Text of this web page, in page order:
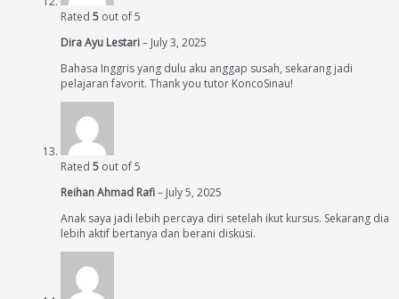
Rated 5 out of 5
Dira Ayu Lestari– July 3, 2025
Bahasa Inggris yang dulu aku anggap susah, sekarang jadi
pelajaran favorit. Thank you tutor KoncoSinau!
Rated 5 out of 5
Reihan Ahmad Rafi– July 5, 2025
Anak saya jadi lebih percaya diri setelah ikut kursus. Sekarang dia
lebih aktif bertanya dan berani diskusi.